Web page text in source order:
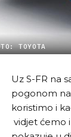
TOYOTA
Uz S-FR na
pogonom
koristimo i
vidjet ćemo